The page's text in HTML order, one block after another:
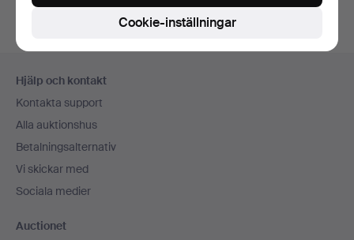
Hjälp och kontakt
Kontakta support
Alla auktionshus
Betalningsalternativ
Vi skickar med
Sociala medier
Auctionet
Cookie-inställningar